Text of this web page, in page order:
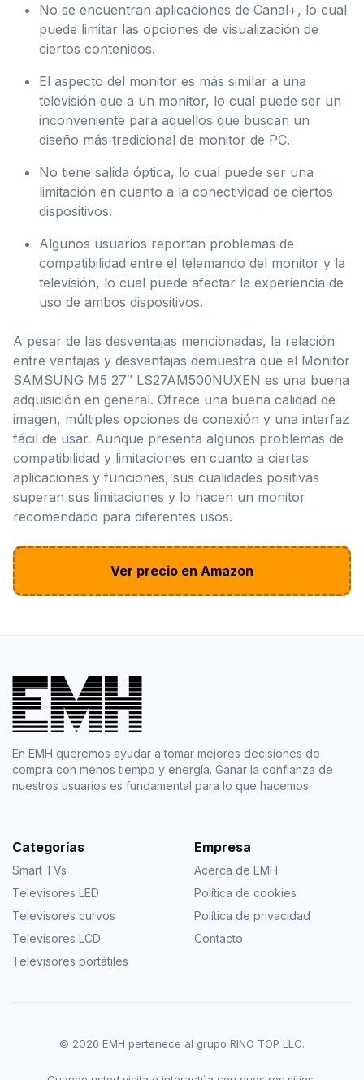
No se encuentran aplicaciones de Canal+, lo cual
puede limitar las opciones de visualización de
ciertos contenidos.
El aspecto del monitor es más similar a una
televisión que a un monitor, lo cual puede ser un
inconveniente para aquellos que buscan un
diseño más tradicional de monitor de PC.
No tiene salida óptica, lo cual puede ser una
limitación en cuanto a la conectividad de ciertos
dispositivos.
Algunos usuarios reportan problemas de
compatibilidad entre el telemando del monitor y la
televisión, lo cual puede afectar la experiencia de
uso de ambos dispositivos.
A pesar de las desventajas mencionadas, la relación
entre ventajas y desventajas demuestra que el Monitor
SAMSUNG M5 27″ LS27AM500NUXEN es una buena
adquisición en general. Ofrece una buena calidad de
imagen, múltiples opciones de conexión y una interfaz
fácil de usar. Aunque presenta algunos problemas de
compatibilidad y limitaciones en cuanto a ciertas
aplicaciones y funciones, sus cualidades positivas
superan sus limitaciones y lo hacen un monitor
recomendado para diferentes usos.
Ver precio en Amazon
En EMH queremos ayudar a tomar mejores decisiones de
compra con menos tiempo y energía. Ganar la confianza de
nuestros usuarios es fundamental para lo que hacemos.
Categorías
Smart TVs
Televisores LED
Televisores curvos
Televisores LCD
Televisores portátiles
Empresa
Acerca de EMH
Política de cookies
Política de privacidad
Contacto
© 2026 EMH pertenece al grupo RINO TOP LLC.